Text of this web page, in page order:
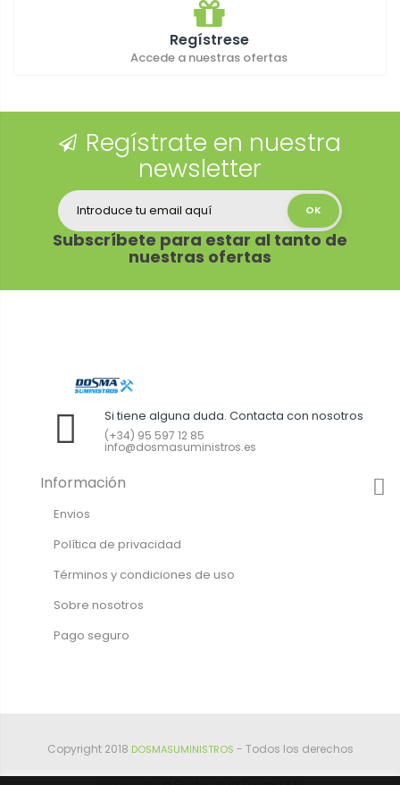
Regístrese
Accede a nuestras ofertas
Regístrate en nuestra
newsletter
Subscríbete para estar al tanto de
nuestras ofertas
Si tiene alguna duda. Contacta con nosotros
(+34) 95 597 12 85
info@dosmasuministros.es
Información
Envios
Política de privacidad
Términos y condiciones de uso
Sobre nosotros
Pago seguro
Copyright 2018 DOSMASUMINISTROS - Todos los derechos